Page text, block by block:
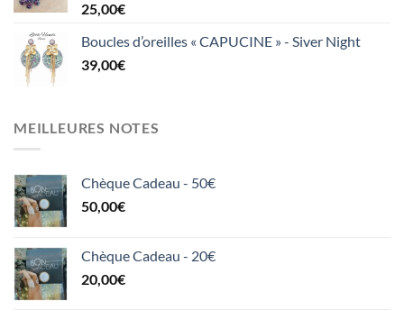
25,00€
Boucles d’oreilles « CAPUCINE » - Siver Night
39,00€
MEILLEURES NOTES
Chèque Cadeau - 50€
50,00€
Chèque Cadeau - 20€
20,00€